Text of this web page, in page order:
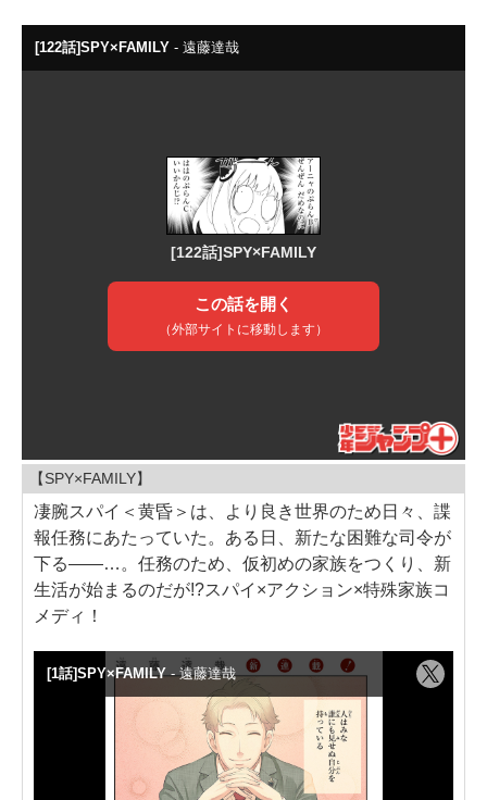
【SPY×FAMILY】
凄腕スパイ＜黄昏＞は、より良き世界のため日々、諜
報任務にあたっていた。ある日、新たな困難な司令が
下る――…。任務のため、仮初めの家族をつくり、新
生活が始まるのだが!?スパイ×アクション×特殊家族コ
メディ！